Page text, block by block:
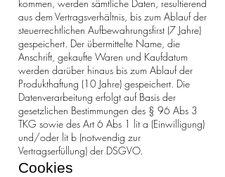
kommen, werden sämtliche Daten, resultierend
aus dem Vertragsverhältnis, bis zum Ablauf der
steuerrechtlichen Aufbewahrungsfirst (7 Jahre)
gespeichert. Der übermittelte Name, die
Anschrift, gekaufte Waren und Kaufdatum
werden darüber hinaus bis zum Ablauf der
Produkthaftung (10 Jahre) gespeichert. Die
Datenverarbeitung erfolgt auf Basis der
gesetzlichen Bestimmungen des § 96 Abs 3
TKG sowie des Art 6 Abs 1 lit a (Einwilligung)
und/oder lit b (notwendig zur
Vertragserfüllung) der DSGVO.
Cookies